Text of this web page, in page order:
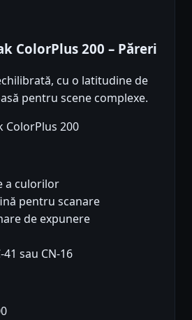
ColorPlus 200 – Păreri
cu o latitudine de
pentru scene complexe.
a culorilor
pentru scanare
de expunere
sau CN-16